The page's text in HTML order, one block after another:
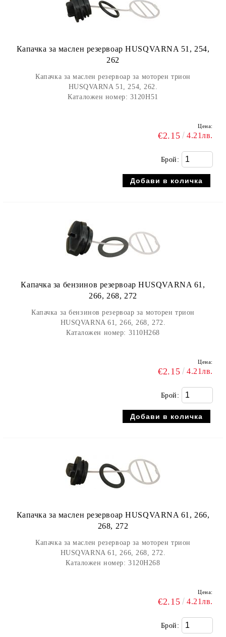
Капачка за маслен резервоар HUSQVARNA 51, 254,
262
Капачка за маслен резервоар за моторен трион
HUSQVARNA 51, 254, 262.
Каталожен номер: 3120H51
Цена:
€2.15 4.21лв.
Брой:
Капачка за бензинов резервоар HUSQVARNA 61,
266, 268, 272
Капачка за бензинов резервоар за моторен трион
HUSQVARNA 61, 266, 268, 272.
Каталожен номер: 3110H268
Цена:
€2.15 4.21лв.
Брой:
Капачка за маслен резервоар HUSQVARNA 61, 266,
268, 272
Капачка за маслен резервоар за моторен трион
HUSQVARNA 61, 266, 268, 272.
Каталожен номер: 3120H268
Цена:
€2.15 4.21лв.
Брой: